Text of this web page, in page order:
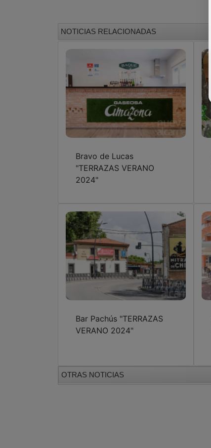
NOTICIAS RELACIONADAS
Bravo de Lucas
"TERRAZAS VERANO
2024"
Bar Pachús "TERRAZAS
VERANO 2024"
OTRAS NOTICIAS